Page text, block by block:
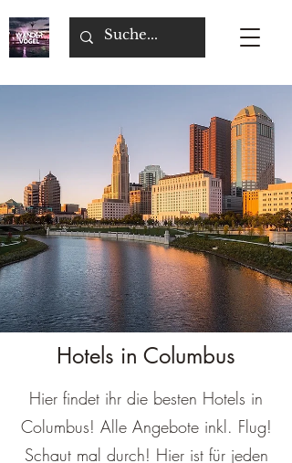
Hotels in Columbus
Hier findet ihr die besten Hotels in
Columbus! Alle Angebote inkl. Flug!
Schaut mal durch! Hier ist für jeden